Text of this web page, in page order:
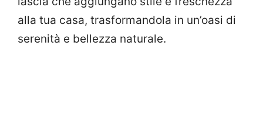
alla tua casa, trasformandola in un’oasi di
serenità e bellezza naturale.